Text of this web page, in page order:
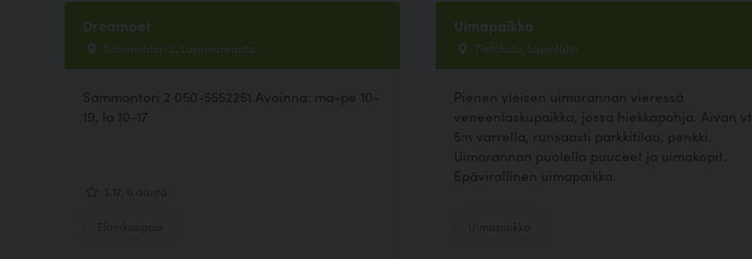
Dreampet
Sammontori 2, Lappeenranta
Sammontori 2 050-5552251 Avoinna: ma-pe 10-
19, la 10-17
Uimapaikka
Tietokatu, Lapinlahti
Pienen yleisen uimarannan vieressä
veneenlaskupaikka, jossa hiekkapohja. Aivan vt
5:n varrella, runsaasti parkkitilaa, penkki.
Uimarannan puolella puuceet ja uimakopit.
Epävirallinen uimapaikka.